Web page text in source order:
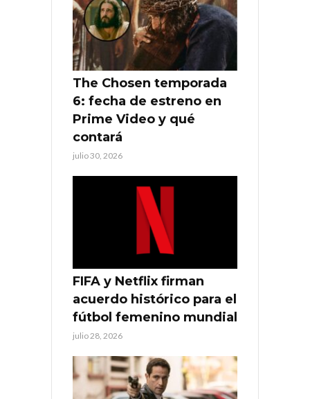
The Chosen temporada
6: fecha de estreno en
Prime Video y qué
contará
julio 30, 2026
FIFA y Netflix firman
acuerdo histórico para el
fútbol femenino mundial
julio 28, 2026